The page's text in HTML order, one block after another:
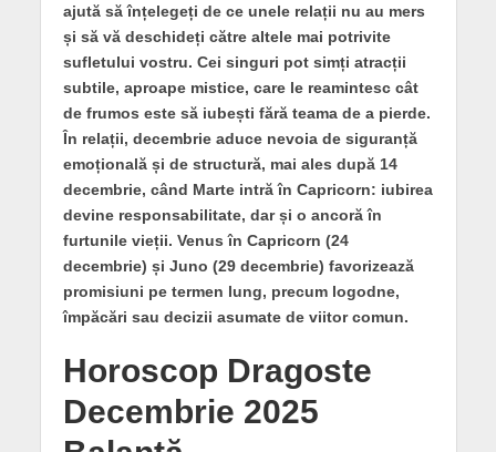
ajută să înțelegeți de ce unele relații nu au mers
și să vă deschideți către altele mai potrivite
sufletului vostru. Cei singuri pot simți atracții
subtile, aproape mistice, care le reamintesc cât
de frumos este să iubești fără teama de a pierde.
În relații, decembrie aduce nevoia de siguranță
emoțională și de structură, mai ales după 14
decembrie, când Marte intră în Capricorn: iubirea
devine responsabilitate, dar și o ancoră în
furtunile vieții. Venus în Capricorn (24
decembrie) și Juno (29 decembrie) favorizează
promisiuni pe termen lung, precum logodne,
împăcări sau decizii asumate de viitor comun.
Horoscop Dragoste
Decembrie 2025